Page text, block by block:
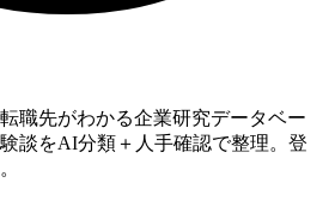
職先がわかる企業研究データベー
談をAI分類＋人手確認で整理。登